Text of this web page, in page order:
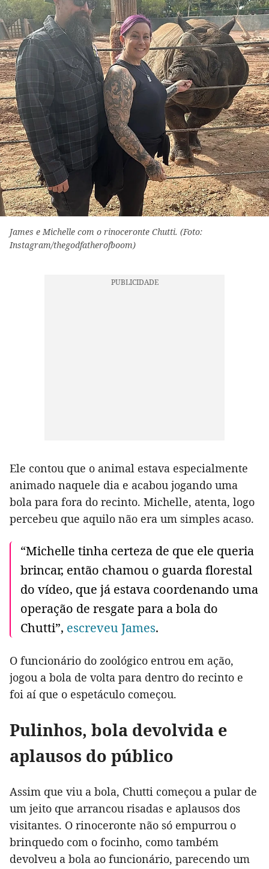
James e Michelle com o rinoceronte Chutti. (Foto:
Instagram/thegodfatherofboom)
Ele contou que o animal estava especialmente
animado naquele dia e acabou jogando uma
bola para fora do recinto. Michelle, atenta, logo
percebeu que aquilo não era um simples acaso.
“Michelle tinha certeza de que ele queria
brincar, então chamou o guarda florestal
do vídeo, que já estava coordenando uma
operação de resgate para a bola do
Chutti”, escreveu James.
O funcionário do zoológico entrou em ação,
jogou a bola de volta para dentro do recinto e
foi aí que o espetáculo começou.
Pulinhos, bola devolvida e
aplausos do público
Assim que viu a bola, Chutti começou a pular de
um jeito que arrancou risadas e aplausos dos
visitantes. O rinoceronte não só empurrou o
brinquedo com o focinho, como também
devolveu a bola ao funcionário, parecendo um